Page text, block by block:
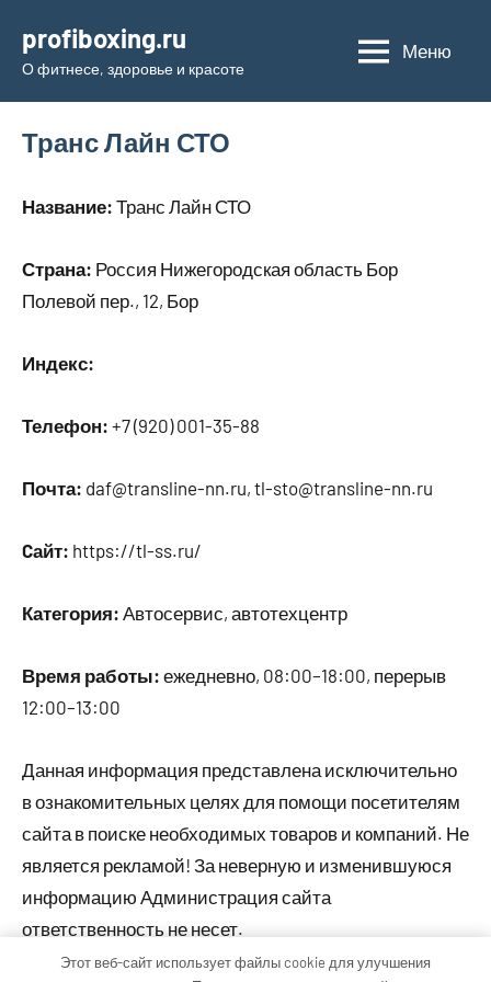
содержимому
profiboxing.ru
О фитнесе, здоровье и красоте
Меню
Транс Лайн СТО
Название: Транс Лайн СТО
Страна: Россия Нижегородская область Бор
Полевой пер., 12, Бор
Индекс:
Телефон: +7 (920) 001-35-88
Почта: daf@transline-nn.ru, tl-sto@transline-nn.ru
Cайт: https://tl-ss.ru/
Категория: Автосервис, автотехцентр
Время работы: ежедневно, 08:00–18:00, перерыв
12:00–13:00
Данная информация представлена исключительно
в ознакомительных целях для помощи посетителям
сайта в поиске необходимых товаров и компаний. Не
является рекламой! За неверную и изменившуюся
информацию Администрация сайта
ответственность не несет.
Этот веб-сайт использует файлы cookie для улучшения